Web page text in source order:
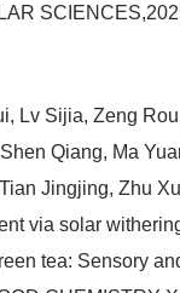
Lv Sijia, Zeng
Qiang, Ma
Jingjing, Zhu
via solar
tea: Sensory